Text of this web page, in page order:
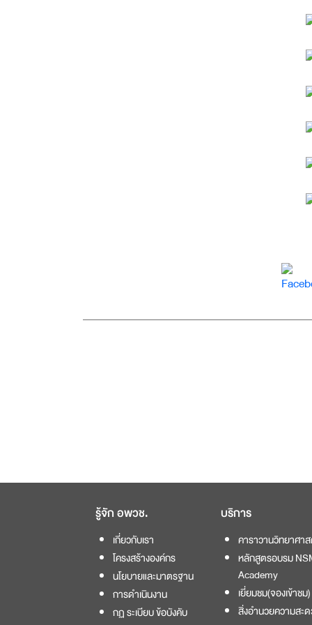
รู้จัก อพวช.
เกี่ยวกับเรา
โครงสร้างองค์กร
นโยบายและมาตรฐาน
การดำเนินงาน
กฏ ระเบียบ ข้อบังคับ
บริการ
คาราวานวิทยาศา
หลักสูตรอบรม
Academy
เยี่ยมชม(จองเข้าชม)
สิ่งอำนวยความสะ